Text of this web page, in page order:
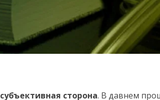
субъективная сто­рона. В давнем